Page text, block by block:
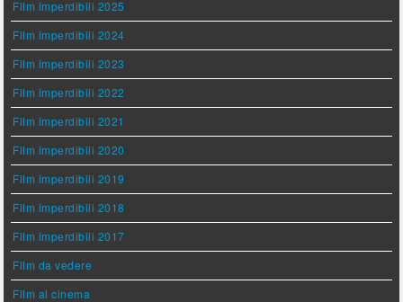
Film imperdibili 2025
Film imperdibili 2024
Film imperdibili 2023
Film imperdibili 2022
Film imperdibili 2021
Film imperdibili 2020
Film imperdibili 2019
Film imperdibili 2018
Film imperdibili 2017
Film da vedere
Film al cinema